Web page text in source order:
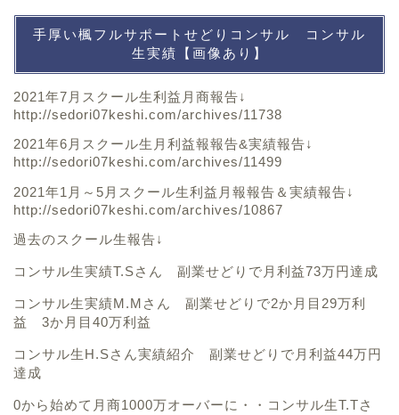
手厚い楓フルサポートせどりコンサル コンサル
生実績【画像あり】
2021年7月スクール生利益月商報告↓
http://sedori07keshi.com/archives/11738
2021年6月スクール生月利益報報告&実績報告↓
http://sedori07keshi.com/archives/11499
2021年1月～5月スクール生利益月報報告＆実績報告↓
http://sedori07keshi.com/archives/10867
過去のスクール生報告↓
コンサル生実績T.Sさん 副業せどりで月利益73万円達成
コンサル生実績M.Mさん 副業せどりで2か月目29万利
益 3か月目40万利益
コンサル生H.Sさん実績紹介 副業せどりで月利益44万円
達成
0から始めて月商1000万オーバーに・・コンサル生T.Tさ